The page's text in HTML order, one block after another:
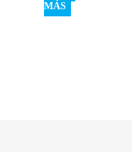
MÁS